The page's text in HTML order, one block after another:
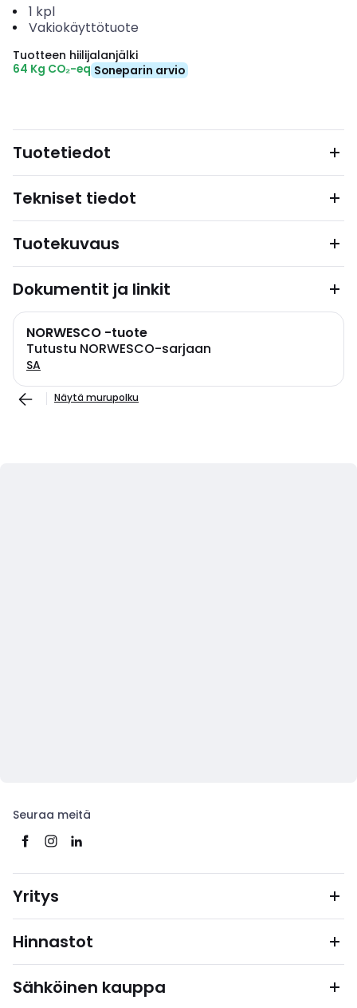
1 kpl
Vakiokäyttötuote
Tuotteen hiilijalanjälki
64 Kg CO₂-eq Soneparin arvio
Tuotetiedot
Tekniset tiedot
Tuotekuvaus
Dokumentit ja linkit
NORWESCO -tuote
Tutustu NORWESCO-sarjaan
SA
Näytä murupolku
Seuraa meitä
Yritys
Hinnastot
Sähköinen kauppa